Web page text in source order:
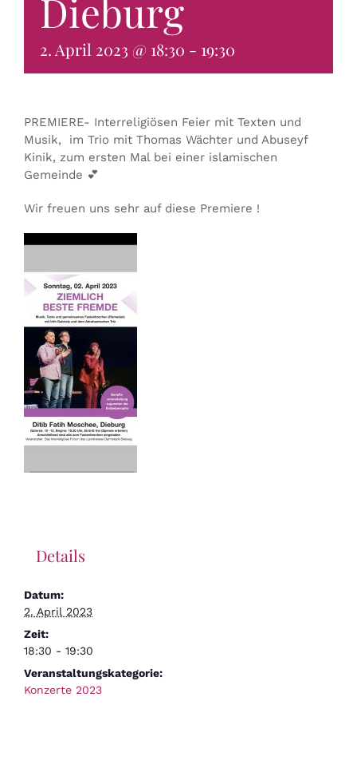
Dieburg
2. April 2023 @ 18:30 - 19:30
PREMIERE- Interreligiösen Feier mit Texten und
Musik, im Trio mit Thomas Wächter und Abuseyf
Kinik, zum ersten Mal bei einer islamischen
Gemeinde 💕
Wir freuen uns sehr auf diese Premiere !
Details
Datum:
2. April 2023
Zeit:
18:30 - 19:30
Veranstaltungskategorie:
Konzerte 2023